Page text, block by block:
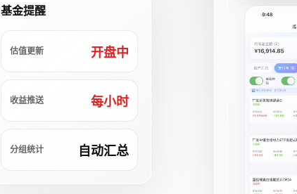
基金提醒
估值更新 开盘中
收益推送 每小时
分组统计 自动汇总